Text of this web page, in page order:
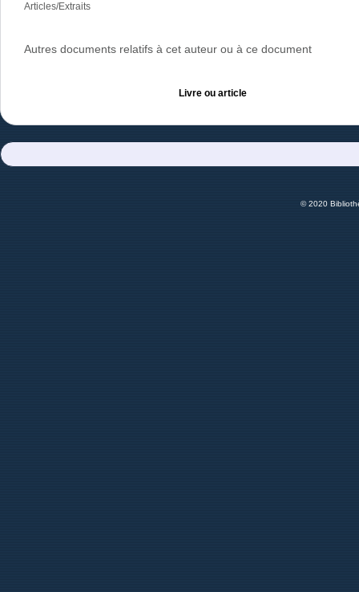
Articles/Extraits
Autres documents relatifs à cet auteur ou à ce document
Livre ou article
© 2020